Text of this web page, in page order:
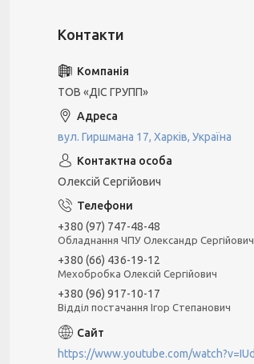
ТОВ «ДІС ГРУПП»
вул. Гиршмана 17, Харків, Україна
Олексій Сергійович
+380 (97) 747-48-48
Обладнання ЧПУ Олександр Сергійович
+380 (66) 436-19-12
Мехобробка Олексій Сергійович
+380 (96) 917-10-17
Відділ постачання Ігор Степанович